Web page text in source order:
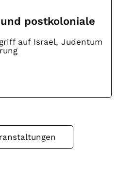
postkoloniale
auf Israel, Judentum